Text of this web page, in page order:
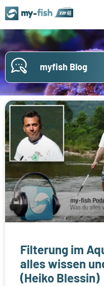
myfish Blog
Filterung im
alles wissen
(Heiko Blessin)